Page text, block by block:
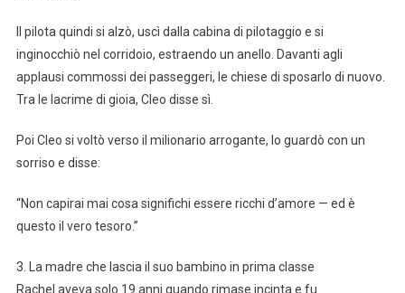
Il pilota quindi si alzò, uscì dalla cabina di pilotaggio e si
inginocchiò nel corridoio, estraendo un anello. Davanti agli
applausi commossi dei passeggeri, le chiese di sposarlo di nuovo.
Tra le lacrime di gioia, Cleo disse sì.
Poi Cleo si voltò verso il milionario arrogante, lo guardò con un
sorriso e disse:
“Non capirai mai cosa significhi essere ricchi d’amore — ed è
questo il vero tesoro.”
3. La madre che lascia il suo bambino in prima classe
Rachel aveva solo 19 anni quando rimase incinta e fu